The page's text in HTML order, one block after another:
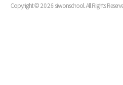
Copyright ©2026 siwonschool. All Rights